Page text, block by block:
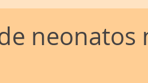
neonatos